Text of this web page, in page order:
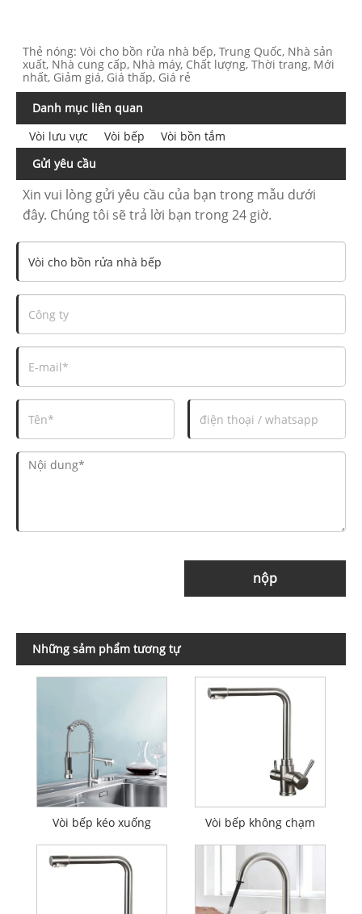
Thẻ nóng: Vòi cho bồn rửa nhà bếp, Trung Quốc, Nhà sản
xuất, Nhà cung cấp, Nhà máy, Chất lượng, Thời trang, Mới
nhất, Giảm giá, Giá thấp, Giá rẻ
Danh mục liên quan
Vòi lưu vực
Vòi bếp
Vòi bồn tắm
Gửi yêu cầu
Xin vui lòng gửi yêu cầu của bạn trong mẫu dưới
đây. Chúng tôi sẽ trả lời bạn trong 24 giờ.
nộp
Những sảm phẩm tương tự
Vòi bếp kéo xuống Vòi bếp không chạm